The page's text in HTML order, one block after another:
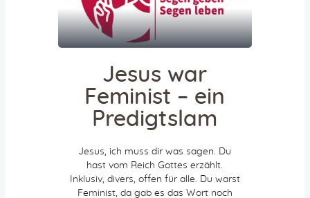
Geistreich
Predigten
Podcast-Tipps
Radioandachten
Neuigkeiten
Gemeindebrief
Vermietungen
Gemeindehaus
Jesus war
Feminist – ein
Predigtslam
Jesus, ich muss dir was sagen. Du
hast vom Reich Gottes erzählt.
Inklusiv, divers, offen für alle. Du warst
Feminist, da gab es das Wort noch